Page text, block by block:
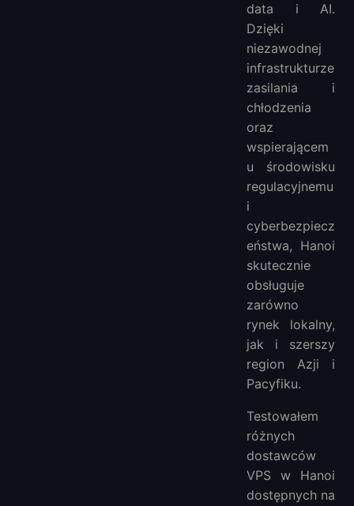
data i AI.
Dzięki
niezawodnej
infrastrukturze
zasilania i
chłodzenia
oraz
wspierającem
u środowisku
regulacyjnemu
i
cyberbezpiecz
eństwa, Hanoi
skutecznie
obsługuje
zarówno
rynek lokalny,
jak i szerszy
region Azji i
Pacyfiku.
Testowałem
różnych
dostawców
VPS w Hanoi
dostępnych na